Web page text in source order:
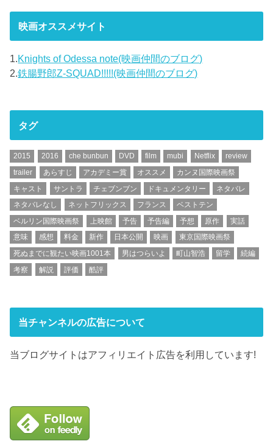
映画オススメサイト
1.Knights of Odessa note(映画仲間のブログ)
2.鉄腸野郎Z-SQUAD!!!!!(映画仲間のブログ)
タグ
2015 2016 che bunbun DVD film mubi Netflix
review
trailer
あらすじ アカデミー賞 オススメ
カンヌ国際映画祭
キャスト
サントラ チェブンブン ドキュメンタリー
ネタバレ
ネタバレなし
ネットフリックス フランス
ベストテン
ベルリン国際映画祭
上映館 予告 予告編 予想 原作
実話
意味
感想 料金 新作 日本公開 映画
東京国際映画祭
死ぬまでに観たい映画1001本
男はつらいよ 町山智浩 留学
続編
考察
解説 評価 酷評
当チャンネルの広告について
当ブログサイトはアフィリエイト広告を利用しています!